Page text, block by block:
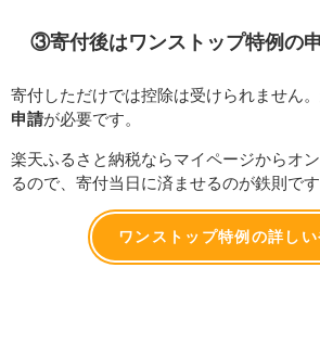
③寄付後はワンストップ特例の
寄付しただけでは控除は受けられません。
申請が必要です。
楽天ふるさと納税ならマイページからオ
るので、寄付当日に済ませるのが鉄則です
ワンストップ特例の詳し